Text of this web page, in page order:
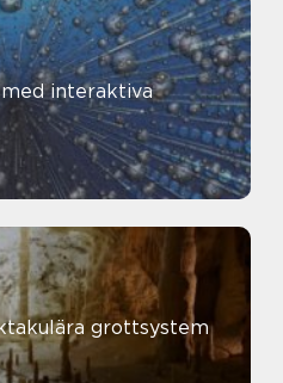
interaktiva
grottsystem